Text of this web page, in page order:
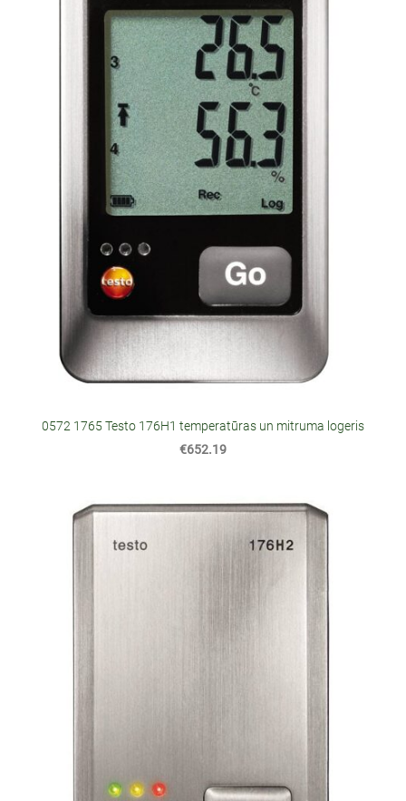
0572 1765 Testo 176H1 temperatūras un mitruma logeris
€652.19